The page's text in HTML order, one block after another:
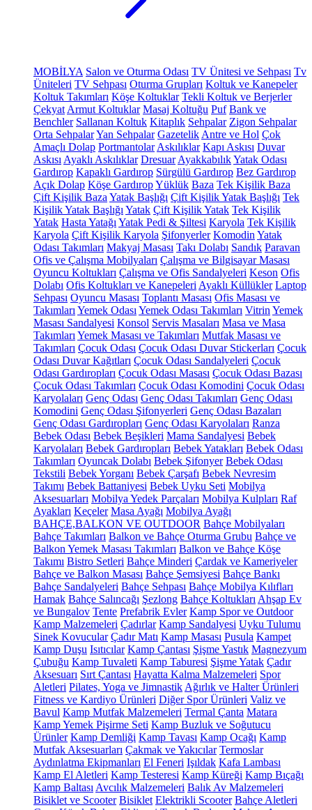
MOBİLYA Salon ve Oturma Odası TV Ünitesi ve Sehpası Tv
Üniteleri TV Sehpası Oturma Grupları Koltuk ve Kanepeler
Koltuk Takımları Köşe Koltuklar Tekli Koltuk ve Berjerler
Çekyat Armut Koltuklar Masaj Koltuğu Puf Bank ve
Benchler Sallanan Koltuk Kitaplık Sehpalar Zigon Sehpalar
Orta SehpalarYan Sehpalar Gazetelik Antre ve Hol Çok
Amaçlı Dolap Portmantolar Askılıklar Kapı Askısı Duvar
Askısı Ayaklı Askılıklar Dresuar AyakkabılıkYatak Odası
Gardırop Kapaklı Gardırop Sürgülü Gardırop Bez Gardırop
Açık Dolap Köşe GardıropYüklük Baza Tek Kişilik Baza
Çift Kişilik Baza Yatak Başlığı Çift Kişilik Yatak Başlığı Tek
Kişilik Yatak Başlığı Yatak Çift Kişilik Yatak Tek Kişilik
Yatak Hasta Yatağı Yatak Pedi & Şiltesi Karyola Tek Kişilik
Karyola Çift Kişilik Karyola Şifonyerler Komodin Yatak
Odası Takımları Makyaj Masası Takı Dolabı Sandık Paravan
Ofis ve Çalışma Mobilyaları Çalışma ve Bilgisayar Masası
Oyuncu Koltukları Çalışma ve Ofis Sandalyeleri Keson Ofis
Dolabı Ofis Koltukları ve Kanepeleri Ayaklı Küllükler Laptop
Sehpası Oyuncu Masası Toplantı Masası Ofis Masası ve
Takımları Yemek Odası Yemek Odası Takımları Vitrin Yemek
Masası Sandalyesi Konsol Servis Masaları Masa ve Masa
Takımları Yemek Masası ve Takımları Mutfak Masası ve
Takımları Çocuk Odası Çocuk Odası Duvar Stickerları Çocuk
Odası Duvar Kağıtları Çocuk Odası Sandalyeleri Çocuk
Odası Gardıropları Çocuk Odası Masası Çocuk Odası Bazası
Çocuk Odası Takımları Çocuk Odası Komodini Çocuk Odası
Karyolaları Genç Odası Genç Odası Takımları Genç Odası
Komodini Genç Odası Şifonyerleri Genç Odası Bazaları
Genç Odası Gardıropları Genç Odası Karyolaları Ranza
Bebek Odası Bebek Beşikleri Mama Sandalyesi Bebek
Karyolaları Bebek Gardıropları Bebek Yatakları Bebek Odası
Takımları Oyuncak Dolabı Bebek Şifonyer Bebek Odası
Tekstili Bebek Yorganı Bebek Çarşafı Bebek Nevresim
Takımı Bebek Battaniyesi Bebek Uyku Seti Mobilya
Aksesuarları Mobilya Yedek Parçaları Mobilya Kulpları Raf
Ayakları Keçeler Masa Ayağı Mobilya Ayağı
BAHÇE,BALKON VE OUTDOOR Bahçe Mobilyaları
Bahçe Takımları Balkon ve Bahçe Oturma Grubu Bahçe ve
Balkon Yemek Masası Takımları Balkon ve Bahçe Köşe
Takımı Bistro Setleri Bahçe Minderi Çardak ve Kameriyeler
Bahçe ve Balkon Masası Bahçe Şemsiyesi Bahçe Bankı
Bahçe Sandalyeleri Bahçe Sehpası Bahçe Mobilya Kılıfları
Hamak Bahçe Salıncağı Şezlong Bahçe Koltukları Ahşap Ev
ve Bungalov Tente Prefabrik Evler Kamp Spor ve Outdoor
Kamp Malzemeleri Çadırlar Kamp Sandalyesi Uyku Tulumu
Sinek Kovucular Çadır Matı Kamp Masası Pusula Kampet
Kamp Duşu Isıtıcılar Kamp Çantası Şişme Yastık Magnezyum
Çubuğu Kamp Tuvaleti Kamp Taburesi Şişme Yatak Çadır
Aksesuarı Sırt Çantası Hayatta Kalma Malzemeleri Spor
Aletleri Pilates, Yoga ve Jimnastik Ağırlık ve Halter Ürünleri
Fitness ve Kardiyo Ürünleri Diğer Spor Ürünleri Valiz ve
Bavul Kamp Mutfak Malzemeleri Termal Çanta Matara
Kamp Yemek Pişirme Seti Kamp Buzluk ve Soğutucu
Ürünler Kamp Demliği Kamp Tavası Kamp Ocağı Kamp
Mutfak Aksesuarları Çakmak ve Yakıcılar Termoslar
Aydınlatma Ekipmanları El Feneri Işıldak Kafa Lambası
Kamp El Aletleri Kamp Testeresi Kamp Küreği Kamp Bıçağı
Kamp Baltası Avcılık Malzemeleri Balık Av Malzemeleri
Bisiklet ve Scooter Bisiklet Elektrikli Scooter Bahçe Aletleri